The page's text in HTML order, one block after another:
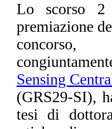
Lo scorso
premiazione
concorso,
Sensing
(GRS29-SI),
tesi di